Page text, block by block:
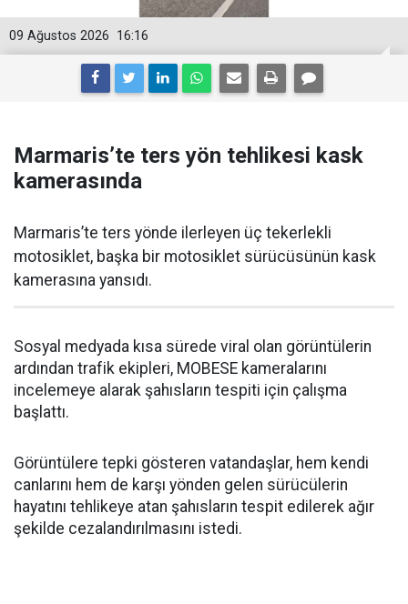
16:16
09 Ağustos 2026
Marmaris’te ters yön tehlikesi kask
kamerasında
Marmaris’te ters yönde ilerleyen üç tekerlekli
motosiklet, başka bir motosiklet sürücüsünün kask
kamerasına yansıdı.
Sosyal medyada kısa sürede viral olan görüntülerin
ardından trafik ekipleri, MOBESE kameralarını
incelemeye alarak şahısların tespiti için çalışma
başlattı.
Görüntülere tepki gösteren vatandaşlar, hem kendi
canlarını hem de karşı yönden gelen sürücülerin
hayatını tehlikeye atan şahısların tespit edilerek ağır
şekilde cezalandırılmasını istedi.